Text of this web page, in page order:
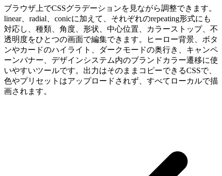
ブラウザ上でCSSグラデーションを見ながら調整できます。
linear、radial、conicに加えて、それぞれのrepeating形式にも
対応し、種類、角度、形状、中心位置、カラーストップ、不
透明度をひとつの画面で編集できます。ヒーロー背景、ボタ
ンやカードのハイライト、ダークモードの奥行き、キャンペ
ーンバナー、デザインシステム内のブランドカラー遷移に使
いやすいツールです。出力はそのままコピーできるCSSで、
色やプリセットはアップロードされず、すべてローカルで描
画されます。